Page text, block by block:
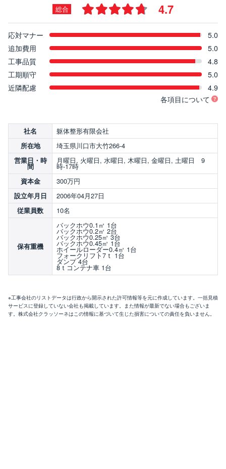
総合 4.7
応対マナー
5.0
追加費用
5.0
工事品質
4.8
工期順守
5.0
近隣配慮
4.9
各項目について
社名 躯体整形有限会社
所在地 埼玉県川口市大竹266-4
営業日・時
間
月曜日, 火曜日, 水曜日, 木曜日, 金曜日, 土曜日 9
時-17時
資本金 300万円
設立年月日 2006年04月27日
従業員数 10名
保有重機
バックホウ0.1㎥ 1台
バックホウ0.2㎥ 2台
バックホウ0.25㎥ 3台
バックホウ0.45㎥ 1台
ホイールローダー0.4㎥ 1台
フォークリフト7ｔ 1台
ダンプ 4台
8ｔコンテナ車 1台
※工事会社のリストデータは行政から開示された許可情報等を元に作成しています。一括見積
サービスに登録していない会社も掲載しています。また情報が最新でない場合もございま
す。株式会社クラッソーネはこの情報に基づいて生じた損害についての責任を負いません。